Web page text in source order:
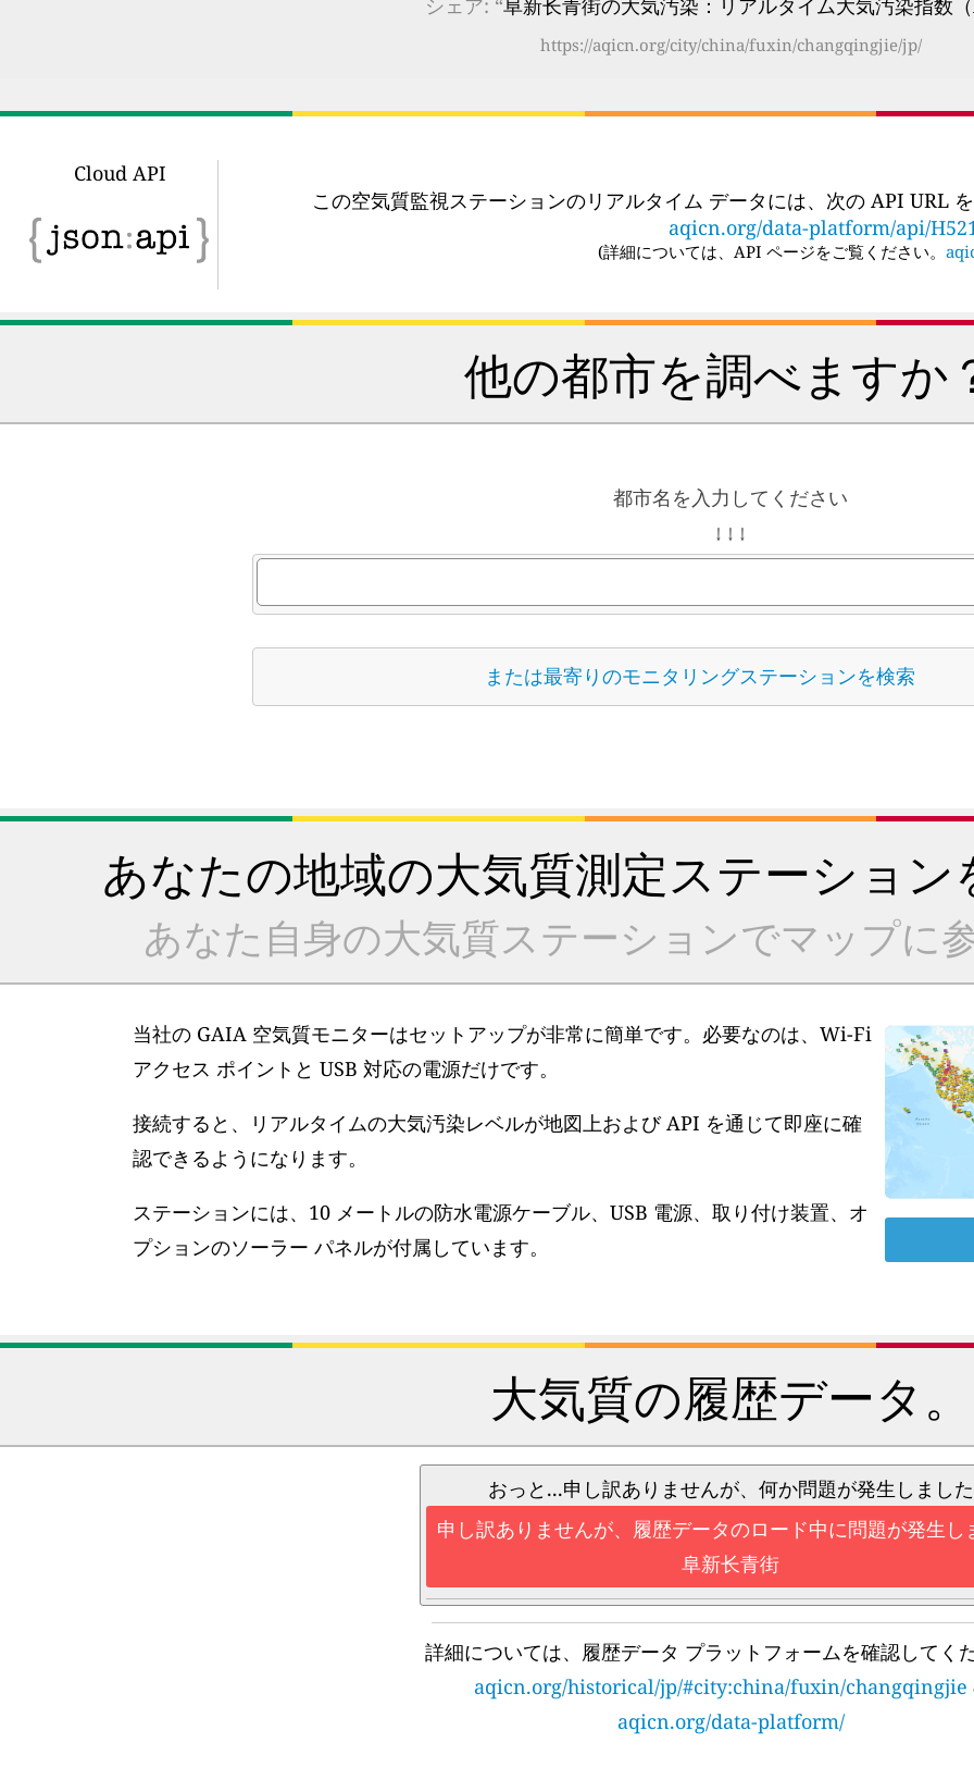
シェア: “阜新长青街の大気汚染：リアルタイム大気汚染指数
https://aqicn.org/city/china/fuxin/changqingjie/jp/
Cloud API
この空気質監視ステーションのリアルタイム データには、次の API URL
aqicn.org/data-platform/api/
(詳細については、API ページをご覧ください。
他の都市を調べますか
都市名を入力してください
↓ ↓ ↓
または最寄りのモニタリングステーションを検索
あなたの地域の大気質測定ステーショ
あなた自身の大気質ステーションでマップに
当社の GAIA 空気質モニターはセットアップが非常に簡単です。必要なのは、Wi-Fi
アクセス ポイントと USB 対応の電源だけです。
接続すると、リアルタイムの大気汚染レベルが地図上および API を通じて即座に確
認できるようになります。
ステーションには、10 メートルの防水電源ケーブル、USB 電源、取り付け装置、オ
プションのソーラー パネルが付属しています。
大気質の履歴データ。
おっと...申し訳ありませんが、何か問題が発生しました
申し訳ありませんが、履歴データのロード中に問題が発生し
阜新长青街
詳細については、履歴データ プラットフォームを確認してく
aqicn.org/historical/jp/#city:china/fuxin/changqingjie
aqicn.org/data-platform/